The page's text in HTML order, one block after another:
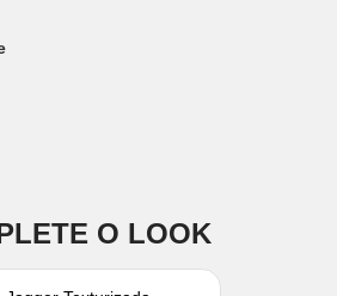
O LOOK